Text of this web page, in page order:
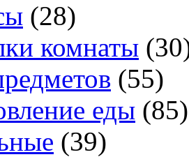
(28)
комнаты
(55)
еды (85)
(39)